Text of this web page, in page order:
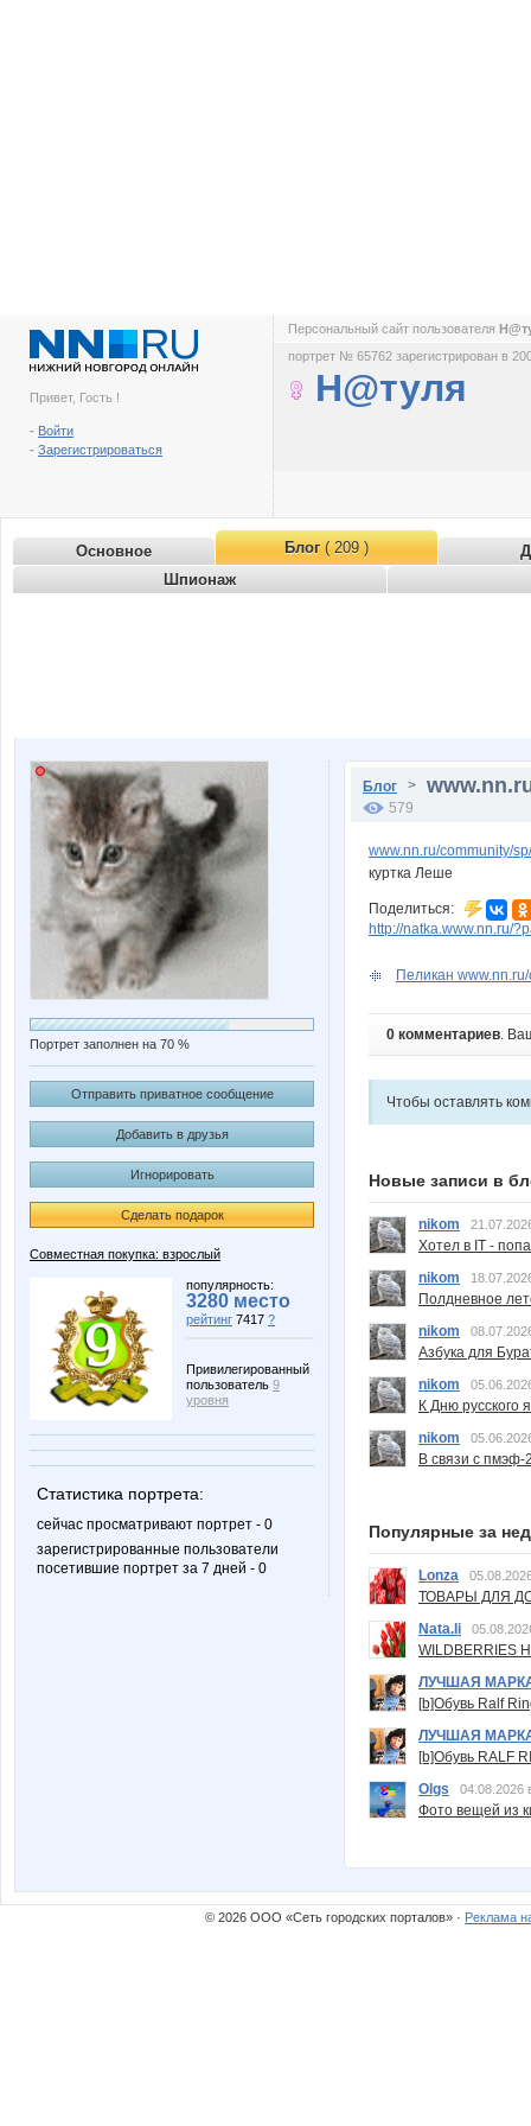
Привет, Гость !
- Войти
- Зарегистрироваться
Персональный сайт пользователя
портрет № 65762 зарегистрирован в
Н@туля
Основное Блог( 209 )
Шпионаж
Портрет заполнен на 70 %
Отправить приватное сообщение
Добавить в друзья
Игнорировать
Сделать подарок
Совместная покупка: взрослый
популярность:
3280 место
рейтинг 7417 ?
Привилегированный
пользователь 9
уровня
Статистика портрета:
сейчас просматривают портрет - 0
зарегистрированные пользователи
посетившие портрет за 7 дней - 0
Блог >
579
www.nn.ru/community/
куртка Леше
Поделиться:
http://natka.www.nn.ru/
Пеликан
0 комментариев.
Чтобы оставлять
Новые записи в
nikom
Хотел в IT -
nikom
Полдневное
nikom
Азбука для
nikom
К Дню русского
nikom
В связи с пмэф-
Популярные за
Lonza
ТОВАРЫ ДЛЯ
Nata.li
ЛУЧШАЯ
[b]Обувь Ralf
ЛУЧШАЯ
[b]Обувь RALF
Olgs
04.08.2026
Фото вещей из
© 2026 ООО «Сеть городских порталов» · Реклама